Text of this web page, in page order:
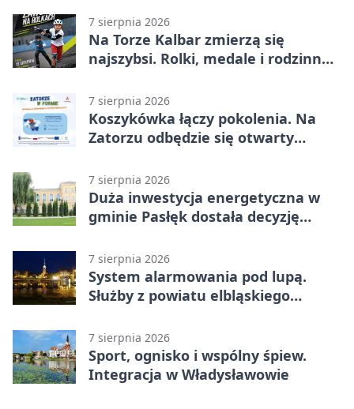
7 sierpnia 2026
Na Torze Kalbar zmierzą się
najszybsi. Rolki, medale i rodzinna
7 sierpnia 2026
Koszykówka łączy pokolenia. Na
Zatorzu odbędzie się otwarty
7 sierpnia 2026
Duża inwestycja energetyczna w
gminie Pasłęk dostała decyzję
7 sierpnia 2026
System alarmowania pod lupą.
Służby z powiatu elbląskiego
7 sierpnia 2026
Sport, ognisko i wspólny śpiew.
Integracja w Władysławowie